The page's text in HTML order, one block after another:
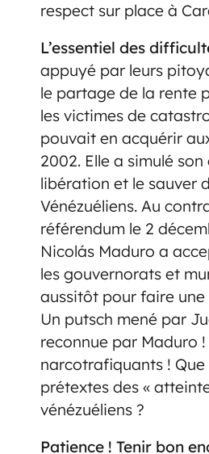
respect sur place à
L’essentiel des
appuyé par leurs
le partage de la rente
les victimes de
pouvait en acquérir
2002. Elle a simulé
libération et le sauver
Vénézuéliens. Au
référendum le 2
Nicolás Maduro a
les gouvernorats et
aussitôt pour faire une
Un putsch mené par
reconnue par Maduro
narcotrafiquants ! Que
prétextes des «
vénézuéliens ?
Patience ! Tenir bon